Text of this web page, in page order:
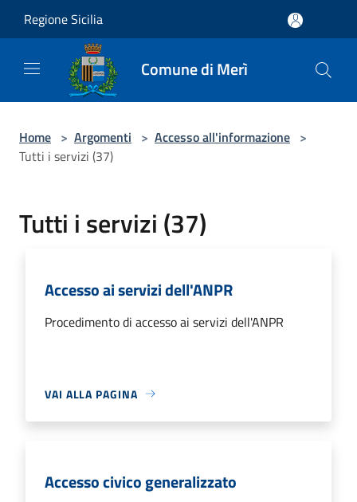
Regione Sicilia
Comune di Merì
Home > Argomenti > Accesso all'informazione >
Tutti i servizi (37)
Tutti i servizi (37)
Accesso ai servizi dell'ANPR
Procedimento di accesso ai servizi dell'ANPR
VAI ALLA PAGINA
Accesso civico generalizzato